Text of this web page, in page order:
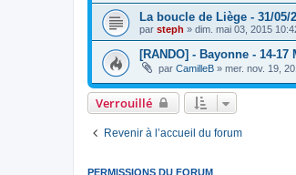
La boucle de Liège - 31/05/
par steph » dim. mai 03, 2015
[RANDO] - Bayonne - 14-17
par CamilleB » mer. nov. 19,
Verrouillé
Revenir à l’accueil du forum
PERMISSIONS DU FORUM